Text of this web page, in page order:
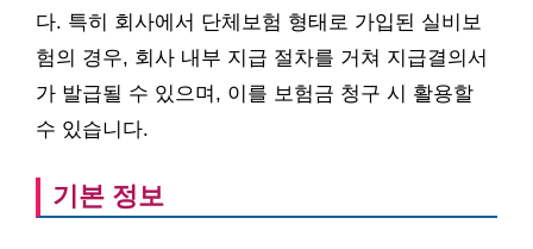
다. 특히 회사에서 단체보험 형태로 가입된 실비보
험의 경우, 회사 내부 지급 절차를 거쳐 지급결의서
가 발급될 수 있으며, 이를 보험금 청구 시 활용할
수 있습니다.
기본 정보